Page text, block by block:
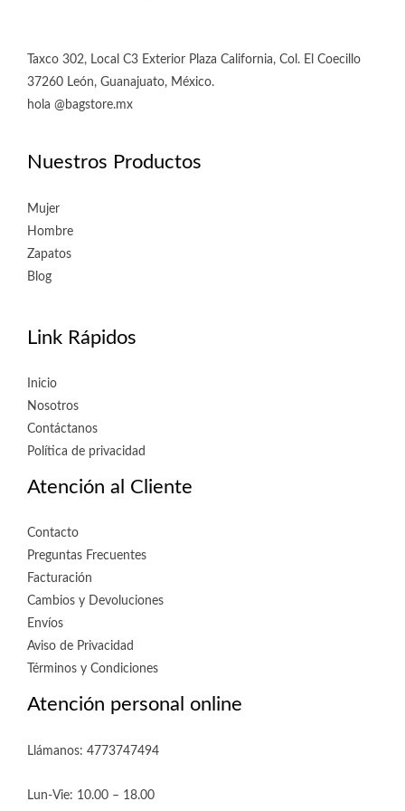
Taxco 302, Local C3 Exterior Plaza California, Col. El Coecillo
37260 León, Guanajuato, México.
hola @bagstore.mx
Nuestros Productos
Mujer
Hombre
Zapatos
Blog
Link Rápidos
Inicio
Nosotros
Contáctanos
Política de privacidad
Atención al Cliente
Contacto
Preguntas Frecuentes
Facturación
Cambios y Devoluciones
Envíos
Aviso de Privacidad
Términos y Condiciones
Atención personal online
Llámanos: 4773747494
Lun-Vie: 10.00 – 18.00